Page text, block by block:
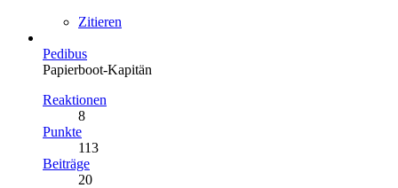
Zitieren
Pedibus
Papierboot-Kapitän
Reaktionen
8
Punkte
113
Beiträge
20